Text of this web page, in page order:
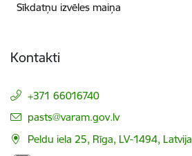
Sīkdatņu izvēles maiņa
Kontakti
+371 66016740
E-pasts:
pasts@varam.gov.lv
Peldu iela 25, Rīga, LV-1494, Latvija